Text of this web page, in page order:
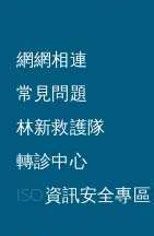
網網相連
常見問題
林新救護隊
轉診中心
ISO資訊安全專區